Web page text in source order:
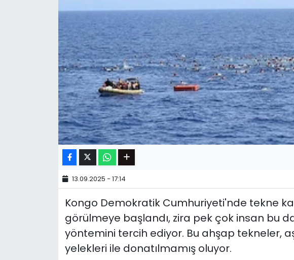
13.09.2025 - 17:14
Kongo Demokratik Cumhuriyeti'nde tekne
görülmeye başlandı, zira pek çok insan bu
yöntemini tercih ediyor. Bu ahşap tekneler,
yelekleri ile donatılmamış oluyor.